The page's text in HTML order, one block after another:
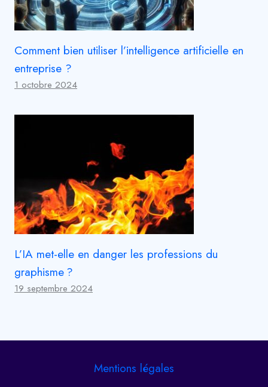
Comment bien utiliser l’intelligence artificielle en
entreprise ?
1 octobre 2024
L’IA met-elle en danger les professions du
graphisme ?
19 septembre 2024
Mentions légales